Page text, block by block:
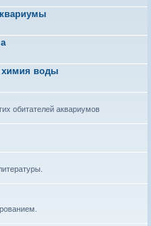
химия воды
обитателей аквариумов